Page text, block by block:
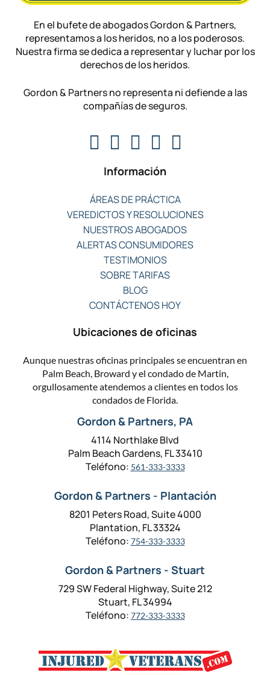
En el bufete de abogados Gordon & Partners,
representamos a los heridos, no a los poderosos.
Nuestra firma se dedica a representar y luchar por los
derechos de los heridos.
Gordon & Partners no representa ni defiende a las
compañías de seguros.
Información
ÁREAS DE PRÁCTICA
VEREDICTOS Y RESOLUCIONES
NUESTROS ABOGADOS
ALERTAS CONSUMIDORES
TESTIMONIOS
SOBRE TARIFAS
BLOG
CONTÁCTENOS HOY
Ubicaciones de oficinas
Aunque nuestras oficinas principales se encuentran en
Palm Beach, Broward y el condado de Martin,
orgullosamente atendemos a clientes en todos los
condados de Florida.
Gordon & Partners, PA
4114 Northlake Blvd
Palm Beach Gardens, FL 33410
Teléfono: 561-333-3333
Gordon & Partners - Plantación
8201 Peters Road, Suite 4000
Plantation, FL 33324
Teléfono: 754-333-3333
Gordon & Partners - Stuart
729 SW Federal Highway, Suite 212
Stuart, FL 34994
Teléfono: 772-333-3333